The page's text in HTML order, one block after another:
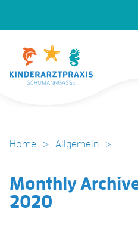
Home > Allgemein >
Monthly
2020